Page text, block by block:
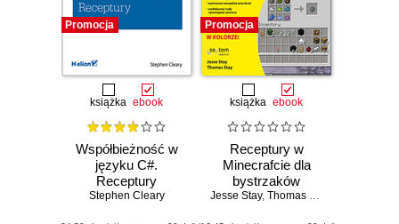
Promocja
książka ebook
Współbieżność w
języku C#.
Receptury
Stephen Cleary
Promocja
książka ebook
Receptury w
Minecrafcie dla
bystrzaków
Jesse Stay, Thomas Stay